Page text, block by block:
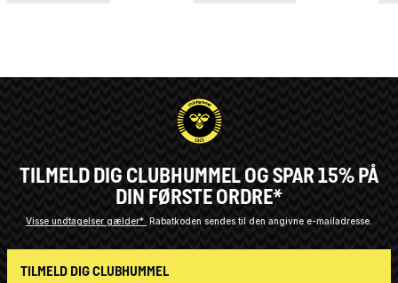
TILMELD DIG CLUBHUMMEL OG SPAR 15% PÅ
DIN FØRSTE ORDRE*
Visse undtagelser gælder* Rabatkoden sendes til den angivne e-mailadresse.
TILMELD DIG CLUBHUMMEL